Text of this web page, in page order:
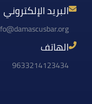
البريد الإلكتروني
الهاتف
9633214123434